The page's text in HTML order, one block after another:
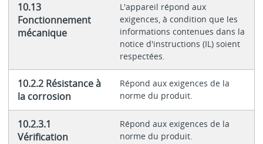
10.13
Fonctionnement
mécanique
L'appareil répond aux
exigences, à condition que les
informations contenues dans la
notice d'instructions (IL) soient
respectées.
10.2.2 Résistance à
la corrosion
Répond aux exigences de la
norme du produit.
10.2.3.1
Vérification
Répond aux exigences de la
norme du produit.